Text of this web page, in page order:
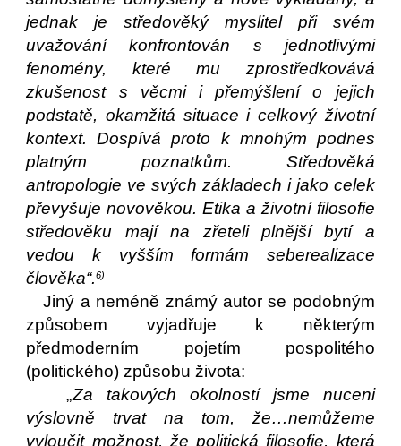
jednak je středověký myslitel při svém
uvažování konfrontován s jednotlivými
fenomény, které mu zprostředkovává
zkušenost s věcmi i přemýšlení o jejich
podstatě, okamžitá situace i celkový životní
kontext. Dospívá proto k mnohým podnes
platným poznatkům. Středověká
antropologie ve svých základech i jako celek
převyšuje novověkou. Etika a životní filosofie
středověku mají na zřeteli plnější bytí a
vedou k vyšším formám seberealizace
člověka“.6)
Jiný a neméně známý autor se podobným
způsobem vyjadřuje k některým
předmoderním pojetím pospolitého
(politického) způsobu života:
„Za takových okolností jsme nuceni
výslovně trvat na tom, že…nemůžeme
vyloučit možnost, že politická filosofie, která